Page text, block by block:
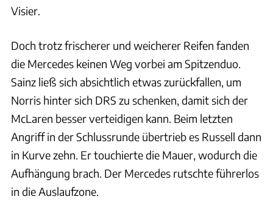
Visier.
Doch trotz frischerer und weicherer Reifen fanden
die Mercedes keinen Weg vorbei am Spitzenduo.
Sainz ließ sich absichtlich etwas zurückfallen, um
Norris hinter sich DRS zu schenken, damit sich der
McLaren besser verteidigen kann. Beim letzten
Angriff in der Schlussrunde übertrieb es Russell dann
in Kurve zehn. Er touchierte die Mauer, wodurch die
Aufhängung brach. Der Mercedes rutschte führerlos
in die Auslaufzone.